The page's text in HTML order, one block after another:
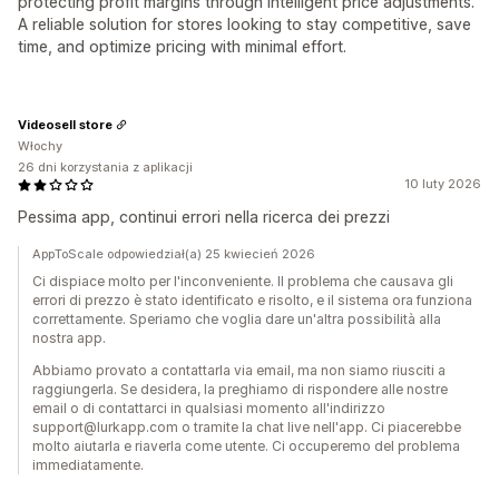
A reliable solution for stores looking to stay competitive, save
time, and optimize pricing with minimal effort.
10 luty 2026
Pessima app, continui errori nella ricerca dei prezzi
Videosell store
Włochy
26 dni korzystania z aplikacji
AppToScale odpowiedział(a) 25 kwiecień 2026
Ci dispiace molto per l'inconveniente. Il problema che causava gli
errori di prezzo è stato identificato e risolto, e il sistema ora funziona
correttamente. Speriamo che voglia dare un'altra possibilità alla
nostra app.
Abbiamo provato a contattarla via email, ma non siamo riusciti a
raggiungerla. Se desidera, la preghiamo di rispondere alle nostre
email o di contattarci in qualsiasi momento all'indirizzo
support@lurkapp.com o tramite la chat live nell'app. Ci piacerebbe
molto aiutarla e riaverla come utente. Ci occuperemo del problema
immediatamente.